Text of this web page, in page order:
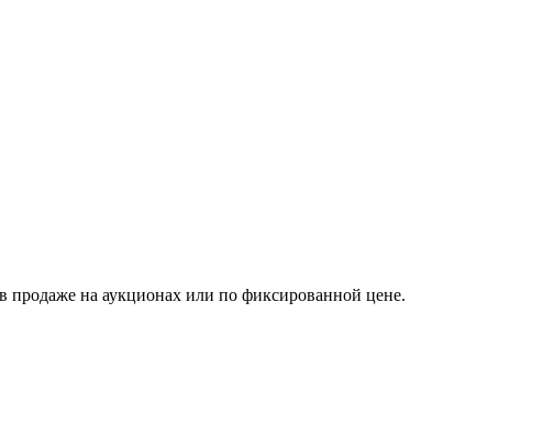
продаже на аукционах или по фиксированной цене.